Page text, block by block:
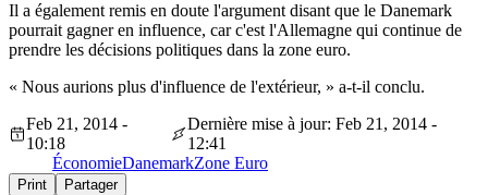
Il a également remis en doute l'argument disant que le Danemark
pourrait gagner en influence, car c'est l'Allemagne qui continue de
prendre les décisions politiques dans la zone euro.
« Nous aurions plus d'influence de l'extérieur, » a-t-il conclu.
Feb 21, 2014 -
10:18
Dernière mise à jour: Feb 21, 2014 -
12:41
ÉconomieDanemarkZone Euro
Print Partager